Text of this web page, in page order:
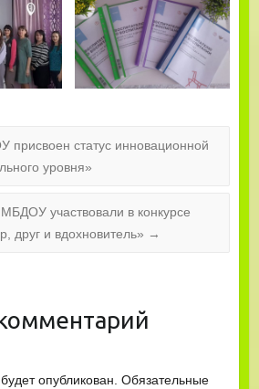
статус инновационной
уровня»
участвовали в конкурсе
друг и вдохновитель» →
опубликован. Обязательные